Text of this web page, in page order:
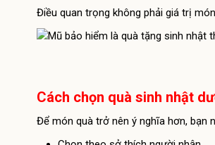
Điều quan trọng không phải giá trị
Cách chọn quà sinh nhật
Để món quà trở nên ý nghĩa hơn, bạn